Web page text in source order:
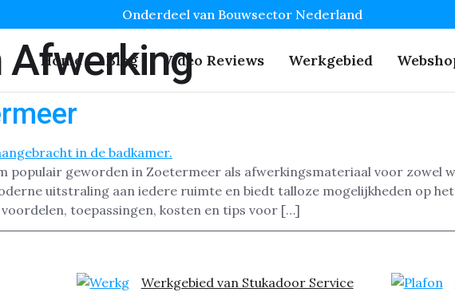
Onderdeel van Bouwsector Nederland
Home Blog Video Reviews Werkgebied
Afwerking
populair geworden in Zoetermeer als afwerkingsmateriaal voor zowel
uitstraling aan iedere ruimte en biedt talloze mogelijkheden op
toepassingen, kosten en tips voor […]
Werkgebied van Stukadoor Service